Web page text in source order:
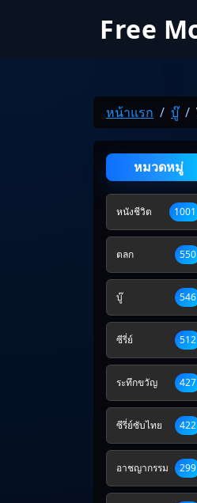
Free
หน้าแรก บู๊
หมวดหมู่
หนังชีวิต 1001
ตลก 550
บู๊ 546
ซีรี่ย์ 512
ระทึกขวัญ 427
ซีรี่ย์ซับไทย 422
อาชญากรรม 299